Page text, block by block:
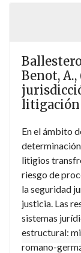
geopolítica
procesos de
Unión
asumiendo un
políticas y
presente
alcance, la
compromiso,
acciones y
protección y
medio
empresariales.
Benot,
En el ámbito
litigios
riesgo de
la seguridad
justicia. Las
sistemas
estructural:
romano-